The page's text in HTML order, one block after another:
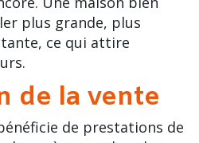
plus grande, plus
ce qui attire
de la vente
de prestations de